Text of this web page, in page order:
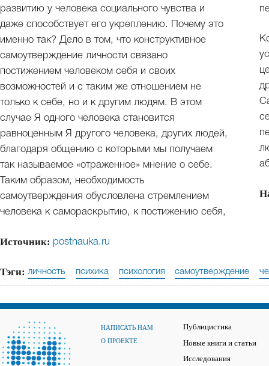
развитию у человека социального чувства и
даже способствует его укреплению. Почему это
именно так? Дело в том, что конструктивное
самоутверждение личности связано
постижением человеком себя и своих
возможностей и с таким же отношением не
только к себе, но и к другим людям. В этом
случае Я одного человека становится
равноценным Я другого человека, других людей,
благодаря общению с которыми мы получаем
так называемое «отраженное» мнение о себе.
Таким образом, необходимость
самоутверждения обусловлена стремлением
человека к самораскрытию, к постижению себя,
Источник: postnauka.ru
Тэги: личность психика психология самоутверждение
НАПИСАТЬ НАМ
О ПРОЕКТЕ
Публицистика
Новые книги и статьи
Исследования